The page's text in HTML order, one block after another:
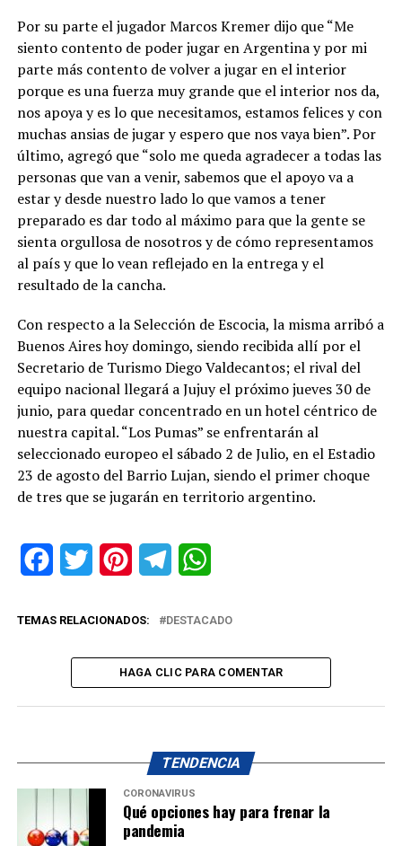
Por su parte el jugador Marcos Kremer dijo que “Me
siento contento de poder jugar en Argentina y por mi
parte más contento de volver a jugar en el interior
porque es una fuerza muy grande que el interior nos da,
nos apoya y es lo que necesitamos, estamos felices y con
muchas ansias de jugar y espero que nos vaya bien”. Por
último, agregó que “solo me queda agradecer a todas las
personas que van a venir, sabemos que el apoyo va a
estar y desde nuestro lado lo que vamos a tener
preparado es dar todo al máximo para que la gente se
sienta orgullosa de nosotros y de cómo representamos
al país y que lo vean reflejado en la entrega y el
resultado de la cancha.
Con respecto a la Selección de Escocia, la misma arribó a
Buenos Aires hoy domingo, siendo recibida allí por el
Secretario de Turismo Diego Valdecantos; el rival del
equipo nacional llegará a Jujuy el próximo jueves 30 de
junio, para quedar concentrado en un hotel céntrico de
nuestra capital. “Los Pumas” se enfrentarán al
seleccionado europeo el sábado 2 de Julio, en el Estadio
23 de agosto del Barrio Lujan, siendo el primer choque
de tres que se jugarán en territorio argentino.
FacebookTwitter PinterestTelegram
TEMAS RELACIONADOS: DESTACADO
HAGA CLIC PARA COMENTAR
TENDENCIA
CORONAVIRUS
Qué opciones hay para frenar la
pandemia